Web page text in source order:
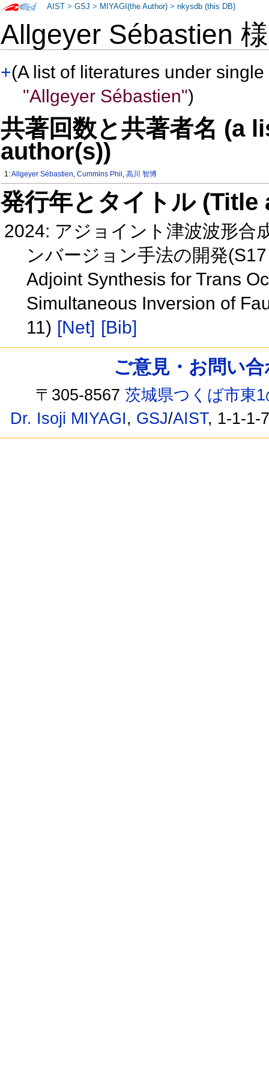
Allgeyer Sébastien
+(A list of literatures under
"Allgeyer Sébastien")
共著回数と共著者名 (a
author(s))
1:Allgeyer Sébastien,Cummins Phil ,高川 智博
発行年とタイトル
2024: アジョイント津波波形合
ンバージョン手法の開発
Adjoint Synthesis for Trans
Simultaneous Inversion of
11) [Net] [Bib]
AIST >GSJ > MIYAGI(the Author) >nkysdb (this DB)
ご意見・お問い
〒305-8567茨城県つくば市東
Dr. Isoji MIYAGI, GSJ/AIST, 1-1-1-